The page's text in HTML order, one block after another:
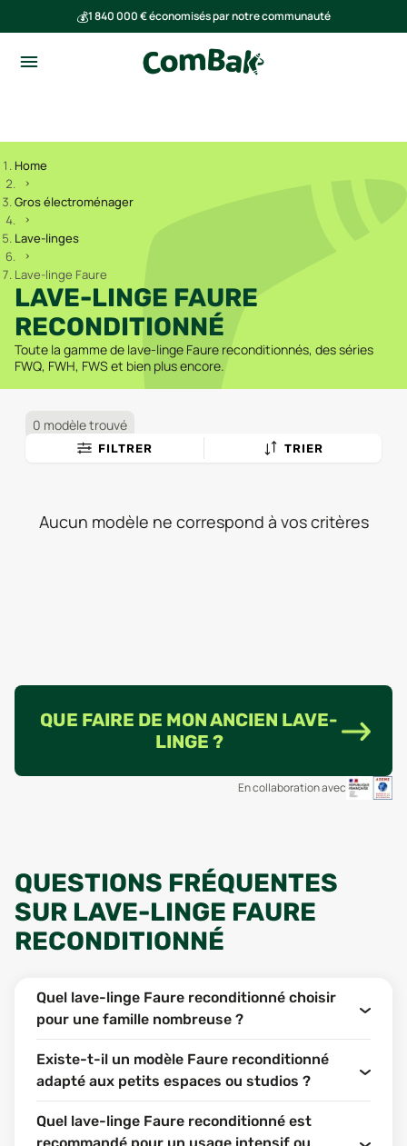
💰1 840 000 € économisés par notre communauté
Home
Gros électroménager
Lave-linges
Lave-linge Faure
LAVE-LINGE FAURE
RECONDITIONNÉ
Toute la gamme de lave-linge Faure reconditionnés, des séries
FWQ, FWH, FWS et bien plus encore.
0 modèle trouvé
FILTRER TRIER
Aucun modèle ne correspond à vos critères
QUE FAIRE DE MON ANCIEN LAVE-
LINGE ?
En collaboration avec
QUESTIONS FRÉQUENTES
SUR LAVE-LINGE FAURE
RECONDITIONNÉ
Quel lave-linge Faure reconditionné choisir
pour une famille nombreuse ?
Existe-t-il un modèle Faure reconditionné
adapté aux petits espaces ou studios ?
Quel lave-linge Faure reconditionné est